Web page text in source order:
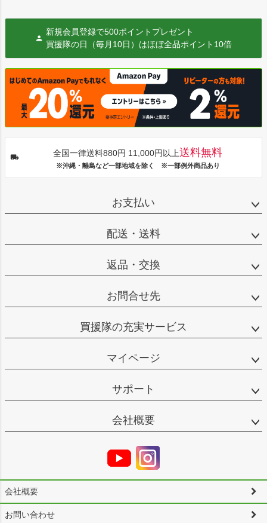
新規会員登録で500ポイントプレゼント
買援隊の日（毎月10日）はほぼ全品ポイント10倍
全国一律送料880円 11,000円以上送料無料
※沖縄・離島など一部地域を除く ※一部例外商品あり
お支払い
配送・送料
返品・交換
お問合せ先
買援隊の充実サービス
マイページ
サポート
会社概要
会社概要
お問い合わせ